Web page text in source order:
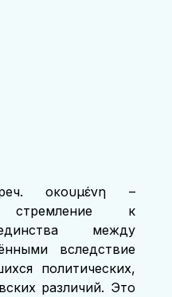
οἰκουμένη –
стремление к
между
вследствие
политических,
различий. Это